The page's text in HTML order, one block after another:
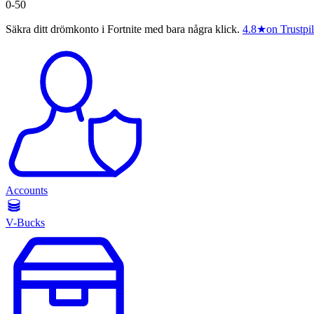
0-50
Säkra ditt drömkonto i Fortnite med bara några klick. 4.8★on
Accounts
V-Bucks